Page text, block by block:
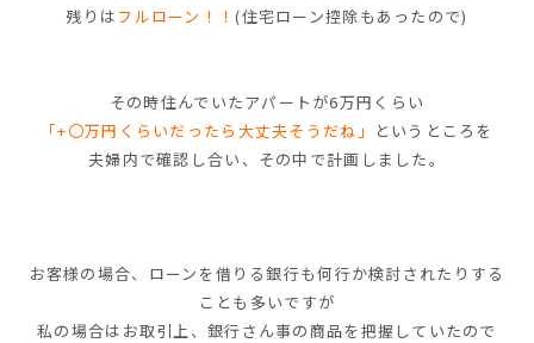
残りはフルローン！！(住宅ローン控除もあったので)
その時住んでいたアパートが6万円 くらい
「+〇万円くらいだったら大丈夫そうだね」
というところを
夫婦内で確認し合い、その中で計画しました。
お客様の場合、ローンを借りる銀行も何行か検討されたりする
ことも多いですが
私の場合はお取引上、銀行さん事の商品を把握していたので